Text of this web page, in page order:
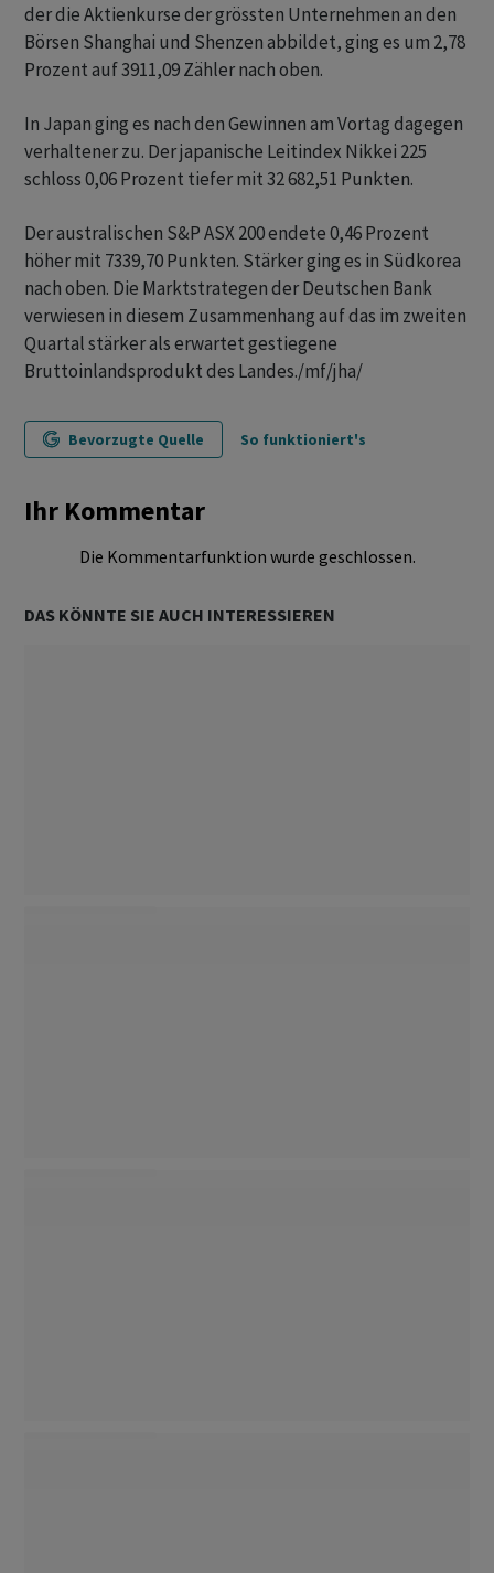
der die Aktienkurse der grössten Unternehmen an den
Börsen Shanghai und Shenzen abbildet, ging es um 2,78
Prozent auf 3911,09 Zähler nach oben.
In Japan ging es nach den Gewinnen am Vortag dagegen
verhaltener zu. Der japanische Leitindex Nikkei 225
schloss 0,06 Prozent tiefer mit 32 682,51 Punkten.
Der australischen S&P ASX 200 endete 0,46 Prozent
höher mit 7339,70 Punkten. Stärker ging es in Südkorea
nach oben. Die Marktstrategen der Deutschen Bank
verwiesen in diesem Zusammenhang auf das im zweiten
Quartal stärker als erwartet gestiegene
Bruttoinlandsprodukt des Landes./mf/jha/
Bevorzugte Quelle So funktioniert's
Ihr Kommentar
Die Kommentarfunktion wurde geschlossen.
DAS KÖNNTE SIE AUCH INTERESSIEREN